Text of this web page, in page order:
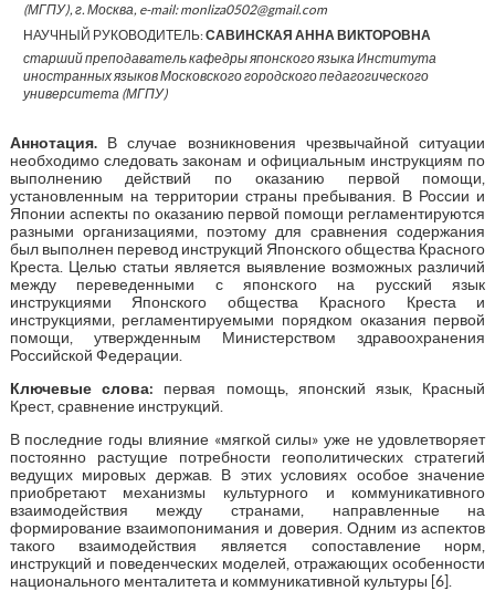
(МГПУ), г. Москва, e-mail: monliza0502@gmail.com
НАУЧНЫЙ РУКОВОДИТЕЛЬ:САВИНСКАЯ АННА ВИКТОРОВНА
старший преподаватель кафедры японского языка Института
иностранных языков Московского городского педагогического
университета (МГПУ)
Аннотация.В случае возникновения чрезвычайной ситуации
необходимо следовать законам и официальным инструкциям по
выполнению действий по оказанию первой помощи,
установленным на территории страны пребывания. В России и
Японии аспекты по оказанию первой помощи регламентируются
разными организациями, поэтому для сравнения содержания
был выполнен перевод инструкций Японского общества Красного
Креста. Целью статьи является выявление возможных различий
между переведенными с японского на русский язык
инструкциями Японского общества Красного Креста и
инструкциями, регламентируемыми порядком оказания первой
помощи, утвержденным Министерством здравоохранения
Российской Федерации.
Ключевые слова: первая помощь, японский язык, Красный
Крест, сравнение инструкций.
В последние годы влияние «мягкой силы» уже не удовлетворяет
постоянно растущие потребности геополитических стратегий
ведущих мировых держав. В этих условиях особое значение
приобретают механизмы культурного и коммуникативного
взаимодействия между странами, направленные на
формирование взаимопонимания и доверия. Одним из аспектов
такого взаимодействия является сопоставление норм,
инструкций и поведенческих моделей, отражающих особенности
национального менталитета и коммуникативной культуры [6].